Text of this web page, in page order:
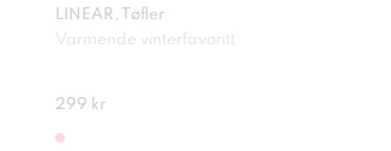
LINEAR, Tøfler
Varmende vinterfavoritt
299 kr